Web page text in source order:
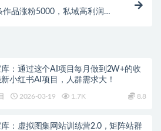
品涨粉5000，私域高利润单
：通过这个AI项目每月做到2W+的收
新小红书AI项目，人群需求大！
2026-03-19 1.7K 8.8
：虚拟图集网站训练营2.0，矩阵站群